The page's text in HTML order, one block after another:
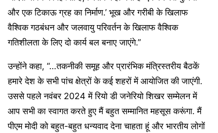
और एक टिकाऊ ग्रह का निर्माण.’ भूख और गरीबी के खिलाफ
वैश्विक गठबंधन और जलवायु परिवर्तन के खिलाफ वैश्विक
गतिशीलता के लिए दो कार्य बल बनाए जाएंगे.”
उन्होंने कहा, “…तकनीकी समूह और प्रारंभिक मंत्रिस्तरीय बैठकें
हमारे देश के सभी पांच क्षेत्रों के कई शहरों में आयोजित की जाएंगी.
उससे पहले नवंबर 2024 में रियो डी जनेरियो शिखर सम्मेलन में
आप सभी का स्वागत करते हुए मैं बहुत सम्मानित महसूस करूंगा. मैं
पीएम मोदी को बहुत-बहुत धन्यवाद देना चाहता हूं और भारतीय लोगों